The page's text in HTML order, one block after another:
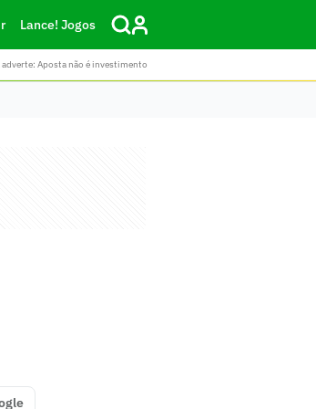
Lance! Jogos
Aposta não é investimento